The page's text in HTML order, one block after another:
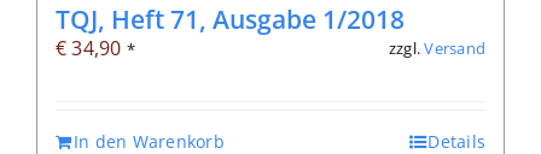
TQJ, Heft 71, Ausgabe 1/2018
€34,90 * zzgl.Versand
In den Warenkorb Details